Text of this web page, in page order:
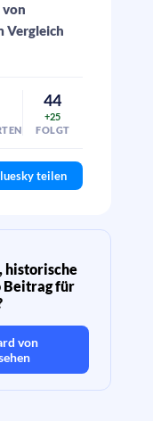
Vergleich
44
+25
FOLGT
teilen
historische
Beitrag für
von